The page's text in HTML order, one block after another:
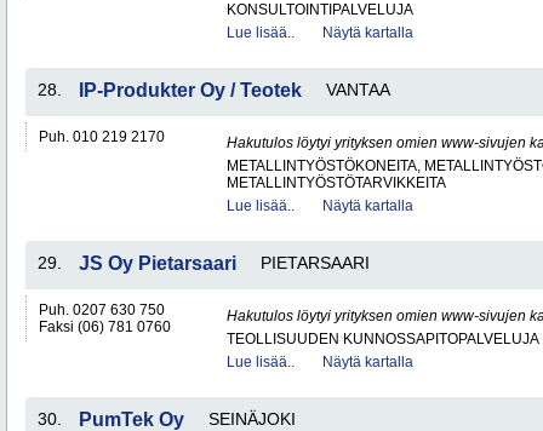
KONSULTOINTIPALVELUJA
Lue lisää..
Näytä kartalla
28. IP-Produkter Oy / Teotek VANTAA
Puh. 010 219 2170
Hakutulos löytyi yrityksen omien www-sivujen
METALLINTYÖSTÖKONEITA,
METALLINTYÖSTÖTARVIKKEITA
Lue lisää..
Näytä kartalla
29. JS Oy Pietarsaari PIETARSAARI
Puh. 0207 630 750
Faksi (06) 781 0760
Hakutulos löytyi yrityksen omien www-sivujen
TEOLLISUUDEN KUNNOSSAPITOPALVELUJA
Lue lisää..
Näytä kartalla
30. PumTek Oy SEINÄJOKI